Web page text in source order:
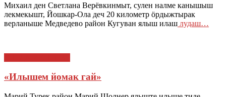
Михаил ден Светлана Верёвкинмыт, сулен налме канышыш
лекмекышт, Йошкар-Ола деч 20 километр ӧрдыжтырак
верланыше Медведево район Кугуван ялыш илаш лудаш…
«Илышем йомак гай»